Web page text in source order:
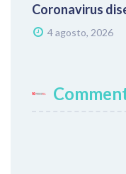
Coronavirus
4 agosto, 2026